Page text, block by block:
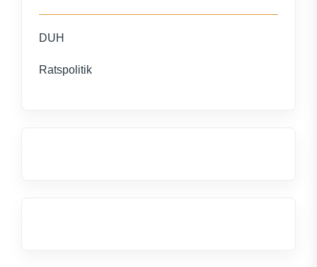
DUH
Ratspolitik